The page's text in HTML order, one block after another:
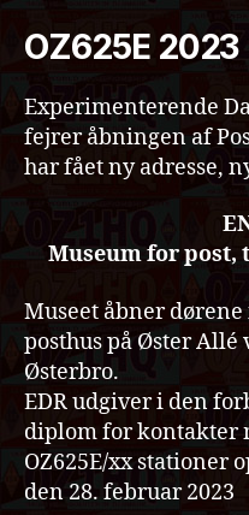
OZ625E 2023
Experimenterende
fejrer åbningen af
har fået ny adresse,
Museum for post,
Museet åbner
posthus på Øster Allé
Østerbro.
EDR udgiver i den
diplom for kontakter
OZ625E/xx stationer
den 28. februar 2023